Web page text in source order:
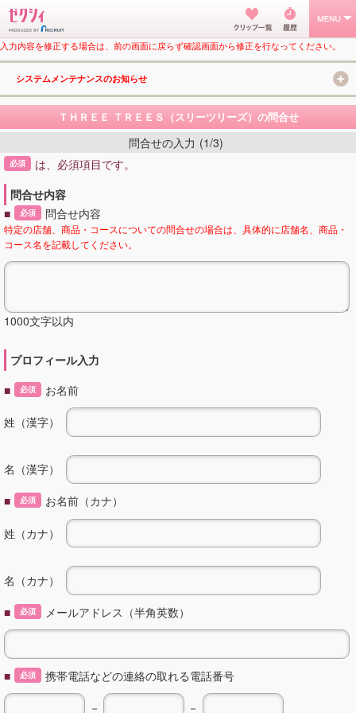
入力内容を修正する場合は、前の画面に戻らず確認画面から修正を行なってください。
システムメンテナンスのお知らせ
ＴＨＲＥＥ ＴＲＥＥＳ（スリーツリーズ）の問合せ
問合せの入力 (1/3)
必須
は、必須項目です。
問合せ内容
■
必須 問合せ内容
特定の店舗、商品・コースについての問合せの場合は、具体的に店舗名、商品・
コース名を記載してください。
1000文字以内
プロフィール入力
■
必須 お名前
姓（漢字）
名（漢字）
■ 必須 お名前（カナ）
姓（カナ）
名（カナ）
■ 必須 メールアドレス（半角英数）
■ 必須 携帯電話などの連絡の取れる電話番号
－ －